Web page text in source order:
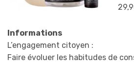
Informations
L’engagement citoyen :
Faire évoluer les habitudes de